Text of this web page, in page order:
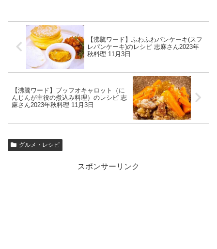
【沸騰ワード】ふわふわパンケーキ(スフ
レパンケーキ)のレシピ 志麻さん2023年
秋料理 11月3日
【沸騰ワード】ブッフオキャロット（に
んじんが主役の煮込み料理）のレシピ 志
麻さん2023年秋料理 11月3日
グルメ・レシピ
スポンサーリンク